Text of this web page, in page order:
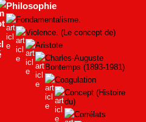
Philosophie
Fondamentalisme.
Violence. (Le concept de)
Aristote
Charles-Auguste
Bontemps (1893-1981)
Coagulation
Concept (Histoire
du)
Corrélats